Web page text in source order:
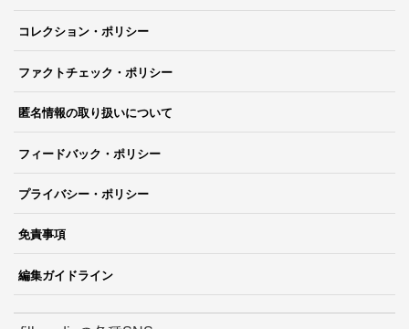
コレクション・ポリシー
ファクトチェック・ポリシー
匿名情報の取り扱いについて
フィードバック・ポリシー
プライバシー・ポリシー
免責事項
編集ガイドライン